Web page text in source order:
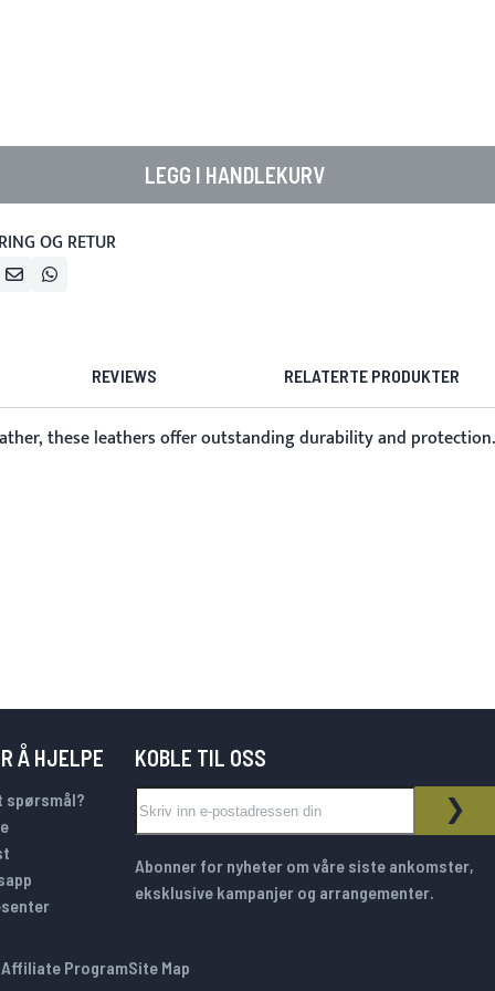
LEGG I HANDLEKURV
OG RETUR
REVIEWS RELATERTE PRODUKTER
these leathers offer outstanding durability and protection.
Å HJELPE
spørsmål?
KOBLE TIL OSS
NYHETSBREV
Abonner for nyheter om våre siste ankomster,
eksklusive kampanjer og arrangementer.
Affiliate ProgramSite Map